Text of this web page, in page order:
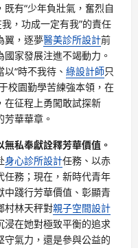
有“少年負壯氣，奮烈自
，功成一定有我”的責任
翼，逐夢醫美診所設計前
家發展注進不竭動力。
“時不我待、 綠設計師只
校園勤學苦練強本領，在
在征程上勇闖敢試探新
華華章。
私奉獻詮釋芳華價值。
身心診所設計任務、以赤
任務；現在，新時代青年
中踐行芳華價值、彰顯青
村林天秤對親子空間設計
浸在她對極致平衡的追求
守氣力，還是參與公益的